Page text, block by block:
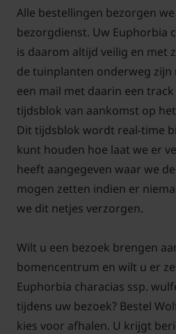
Hoe verzorg je
De Euphorbia characias
makkelijk plant en vraagt
voorjaar de oude verdorde
de bloei eind van de zomer
is alles wat nodig is. Zet de
wulfenii in kalkrijke grond die
een warme beschutte plaats
characias?
De Euphorbia characias
veel andere planten kan
de borders. Dit kan
Alle bestellingen bezorgen
bezorgdienst. Uw Euphorbia
is daarom altijd veilig en met
de tuinplanten onderweg
een mail met daarin een
tijdsblok van aankomst op
Dit tijdsblok wordt real-time
kunt houden hoe laat we er
heeft aangegeven waar we
mogen zetten indien er
we dit netjes verzorgen.
Wilt u een bezoek brengen
bomencentrum en wilt u er
Euphorbia characias ssp.
tijdens uw bezoek? Bestel
kies voor afhalen. U krijgt